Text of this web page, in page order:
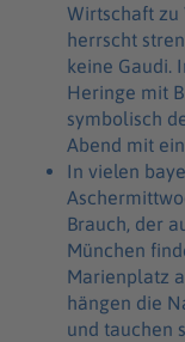
Wirtschaft zu
herrscht
keine Gaudi.
Heringe mit
symbolisch
Abend mit
In vielen
Brauch, der
München
Marienplatz
hängen die
und tauchen